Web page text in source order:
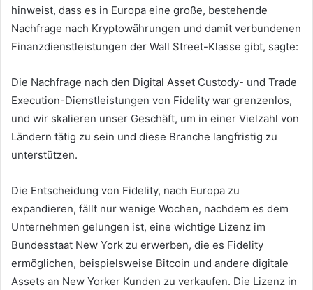
hinweist, dass es in Europa eine große, bestehende
Nachfrage nach Kryptowährungen und damit verbundenen
Finanzdienstleistungen der Wall Street-Klasse gibt, sagte:
Die Nachfrage nach den Digital Asset Custody- und Trade
Execution-Dienstleistungen von Fidelity war grenzenlos,
und wir skalieren unser Geschäft, um in einer Vielzahl von
Ländern tätig zu sein und diese Branche langfristig zu
unterstützen.
Die Entscheidung von Fidelity, nach Europa zu
expandieren, fällt nur wenige Wochen, nachdem es dem
Unternehmen gelungen ist, eine wichtige Lizenz im
Bundesstaat New York zu erwerben, die es Fidelity
ermöglichen, beispielsweise Bitcoin und andere digitale
Assets an New Yorker Kunden zu verkaufen. Die Lizenz in